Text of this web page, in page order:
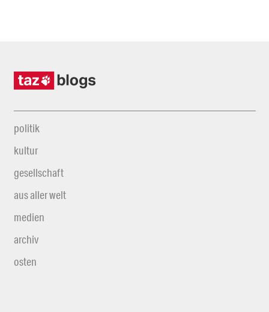
politik
kultur
gesellschaft
aus aller welt
medien
archiv
osten